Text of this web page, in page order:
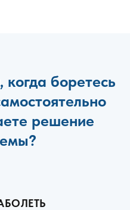
когда боретесь
решение